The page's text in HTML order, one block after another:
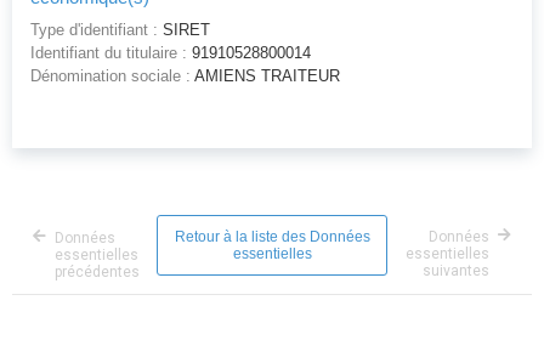
Type d'identifiant : SIRET
Identifiant du titulaire : 91910528800014
Dénomination sociale : AMIENS TRAITEUR
Données
essentielles
précédentes
Retour à la liste des Données
essentielles
Données
essentielles
suivantes